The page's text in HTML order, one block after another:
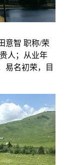
意智 职称/荣
人；从业年
易名初荣，目